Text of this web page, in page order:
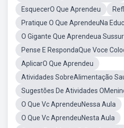
EsquecerO Que Aprendeu
Pratique O Que AprendeuNa
O Gigante Que Aprendeua
Pense E RespondaQue Voce
AplicarO Que Aprendeu
Atividades SobreAlimentação
Sugestões De Atividades
O Que Vc AprendeuNessa Aula
O Que Vc AprendeuNesta Aula